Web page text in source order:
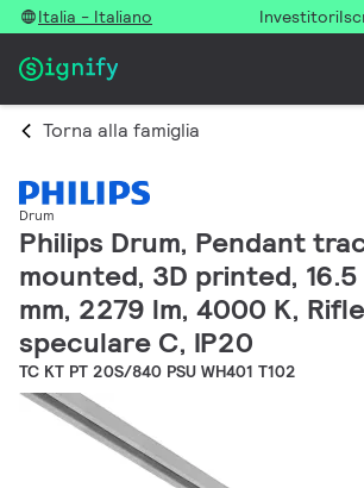
Italia - Italiano Investitori
Torna alla famiglia
Drum
Philips Drum, Pendant
mounted, 3D printed, 16.5
mm, 2279 lm, 4000 K,
speculare C, IP20
TC KT PT 20S/840 PSU WH401 T102